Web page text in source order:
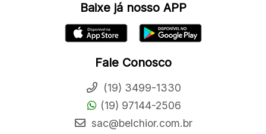
Baixe já nosso APP
Fale Conosco
(19) 3499-1330
(19) 97144-2506
sac@belchior.com.br